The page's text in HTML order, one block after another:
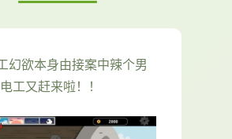
幻欲本身由接案中辣个男
工又赶来啦！！